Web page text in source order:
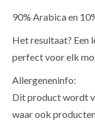
90% Arabica en
Het resultaat? Een
perfect voor elk
Allergeneninfo:
Dit product wordt
waar ook